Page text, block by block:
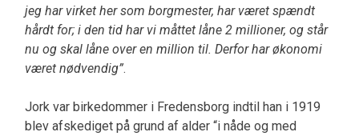
jeg har virket her som borgmester, har været spændt
hårdt for; i den tid har vi måttet låne 2 millioner, og står
nu og skal låne over en million til. Derfor har økonomi
været nødvendig”.
Jork var birkedommer i Fredensborg indtil han i 1919
blev afskediget på grund af alder “i nåde og med